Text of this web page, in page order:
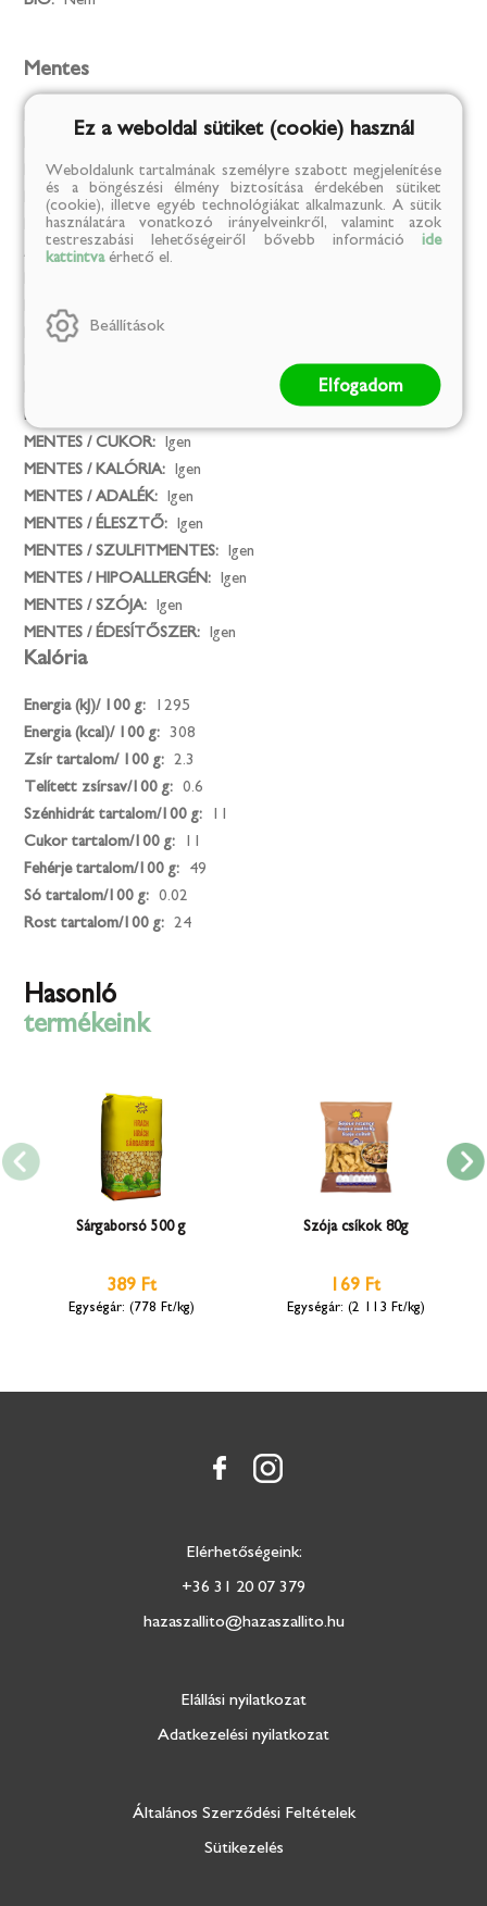
Mentes
Mesterséges színezék:
Igen
MENTES / LAKTÓZ: Igen
MENTES / TARTÓSÍTÓSZER: Igen
MENTES / ÁLLATI EREDETŰ ÖSSZETEVŐ:
Igen
Az összes allergéntől mentes termék:
MENTES / ALKOHOLMENTES:
MENTES / PÁLMAOLAJ:
MENTES / HOZZÁADOTT CUKOR:
MENTES / SÓ:
MENTES / CUKOR:
Igen
MENTES / KALÓRIA:
Igen
MENTES / ADALÉK:
Igen
MENTES / ÉLESZTŐ:
Igen
MENTES / SZULFITMENTES:
Igen
MENTES / HIPOALLERGÉN:
Igen
MENTES / SZÓJA:
Igen
MENTES / ÉDESÍTŐSZER:
Igen
Kalória
Energia (kJ)/ 100 g:
1295
Energia (kcal)/ 100 g:
308
Zsír tartalom/ 100 g:
2.3
Telített zsírsav/100 g:
0.6
Szénhidrát tartalom/100 g:
Cukor tartalom/100 g:
Fehérje tartalom/100 g:
49
Só tartalom/100 g:
0.02
Rost tartalom/100 g:
24
Hasonló
termékeink
Sárgaborsó 500 g
389 Ft
(778 Ft/kg)
Szója csíkok 80g
169 Ft
(2 113 Ft/kg)
Elérhetőségeink:
+36 31 20 07 379
hazaszallito@hazaszallito.hu
Elállási nyilatkozat
Adatkezelési nyilatkozat
Általános Szerződési Feltételek
Sütikezelés
Ez a weboldal sütiket (cookie) használ
Weboldalunk tartalmának személyre szabott megjelenítése
és a böngészési élmény biztosítása érdekében sütiket
(cookie), illetve egyéb technológiákat alkalmazunk. A sütik
használatára vonatkozó irányelveinkről, valamint azok
testreszabási lehetőségeiről bővebb információ ide
kattintvaérhető el.
Beállítások
Elfogadom